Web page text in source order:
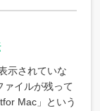
示されていな
ァイルが残って
Mac」という